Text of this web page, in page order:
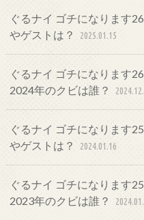
ぐるナイ ゴチになります
やゲストは？
2025.01.15
ぐるナイ ゴチになります
2024年のクビは誰？
ぐるナイ ゴチになります
やゲストは？
2024.01.16
ぐるナイ ゴチになります
2023年のクビは誰？